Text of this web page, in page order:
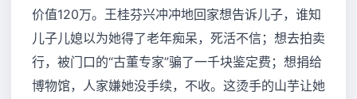
价值120万。王桂芬兴冲冲地回家想告诉儿子，谁知
儿子儿媳以为她得了老年痴呆，死活不信；想去拍卖
行，被门口的“古董专家”骗了一千块鉴定费；想捐给
博物馆，人家嫌她没手续，不收。这烫手的山芋让她